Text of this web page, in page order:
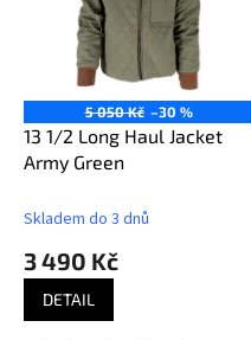
5 050 Kč –30 %
13 1/2 Long Haul Jacket
Army Green
Skladem do 3 dnů
3 490 Kč
DETAIL